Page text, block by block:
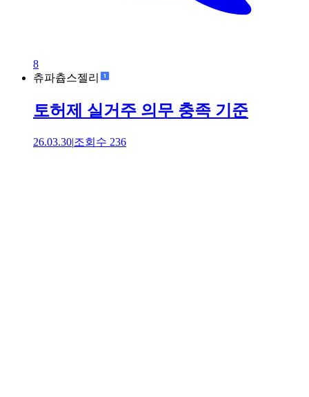
8
츄파츕스젤리
토허제 실거주 의무 충족 기준
26.03.30|조회수 236